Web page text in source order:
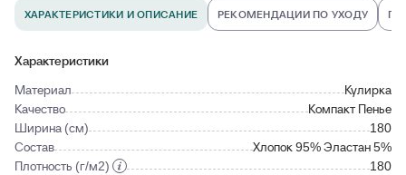
ХАРАКТЕРИСТИКИ И ОПИСАНИЕ РЕКОМЕНДАЦИИ ПО УХОДУ
Характеристики
Материал
Кулирка
Качество
Компакт Пенье
Ширина (см)
180
Состав
Хлопок 95% Эластан 5%
Плотность (г/м2)
180